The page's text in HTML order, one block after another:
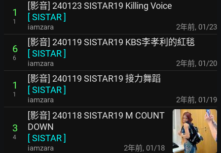
1
1
[影音] 240123 SISTAR19 Killing Voice
[SISTAR]
iamzara 2年前, 01/23
6
6
[影音] 240119 SISTAR19 KBS李孝利的紅毯
[SISTAR]
iamzara 2年前, 01/20
1
1
[影音] 240119 SISTAR19 接力舞蹈
[SISTAR]
iamzara 2年前, 01/19
3
4
[影音] 240118 SISTAR19 M COUNT
DOWN
[SISTAR]
iamzara 2年前, 01/18